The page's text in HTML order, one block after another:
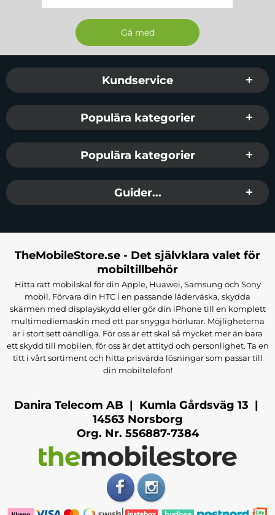
Sidfot Blandad info och länkar
Kundservice
Populära kategorier
Populära kategorier
Guider...
TheMobileStore.se - Det självklara valet för
mobiltillbehör
Hitta rätt mobilskal för din Apple, Huawei, Samsung och Sony
mobil. Förvara din HTC i en passande läderväska, skydda
skärmen med displayskydd eller gör din iPhone till en komplett
multimediemaskin med ett par snygga hörlurar. Möjligheterna
är i stort sett oändliga. För oss är ett skal så mycket mer än bara
ett skydd till mobilen, för oss är det attityd och personlighet. Ta en
titt i vårt sortiment och hitta prisvärda lösningar som passar till
din mobiltelefon!
Danira Telecom AB | Kumla Gårdsväg 13 |
14563 Norsborg
Org. Nr. 556887-7384